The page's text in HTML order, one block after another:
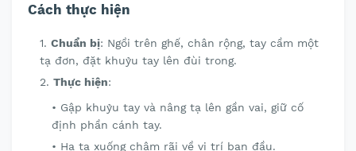
Cách thực hiện
Chuẩn bị: Ngồi trên ghế, chân rộng, tay cầm một
tạ đơn, đặt khuỷu tay lên đùi trong.
Thực hiện:
Gập khuỷu tay và nâng tạ lên gần vai, giữ cố
định phần cánh tay.
Hạ tạ xuống chậm rãi về vị trí ban đầu.